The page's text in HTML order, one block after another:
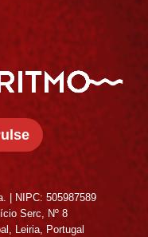
| NIPC: 505987589
Serc, Nº 8
Leiria, Portugal